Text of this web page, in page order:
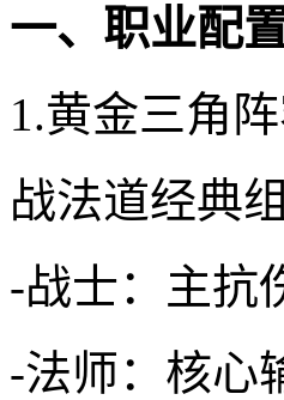
一、职业配
1.黄金三角
战法道经典
-战士：主抗
-法师：核心